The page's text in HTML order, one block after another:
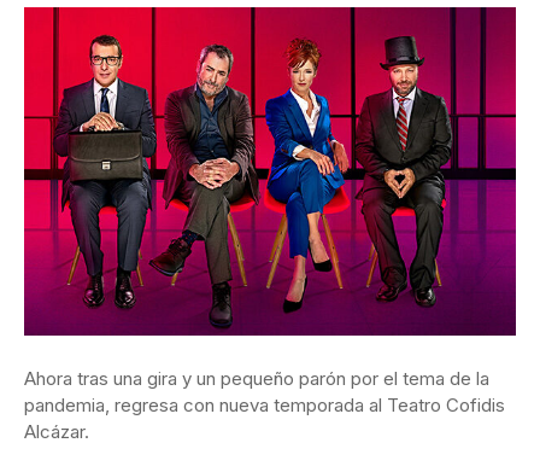
Ahora tras una gira y un pequeño parón por el tema de la
pandemia, regresa con nueva temporada al Teatro Cofidis
Alcázar.